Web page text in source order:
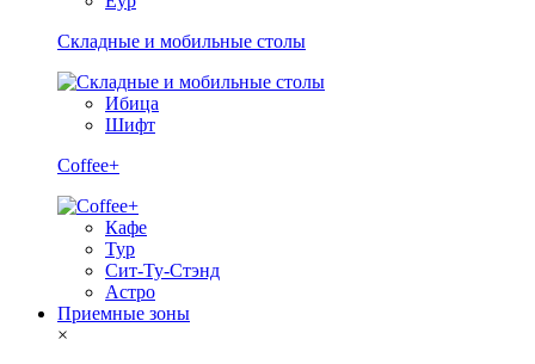
Складные и мобильные столы
Ибица
Шифт
Coffee+
Кафе
Тур
Сит-Ту-Стэнд
Астро
Приемные зоны
×